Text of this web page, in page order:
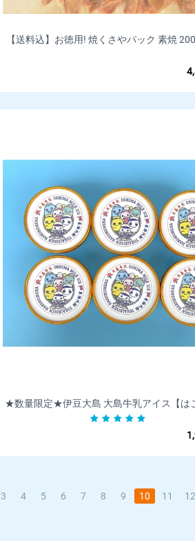
【送料込】お徳用! 焼くさやパック 素焼
★数量限定★伊豆大島 大島牛乳アイス【は
ボ】 85ml×6個入｜伊豆大島の牛乳を使った
3 4 5 6 7 8 9 10 11 12